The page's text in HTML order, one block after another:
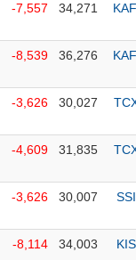
-7,557 34,271
-8,539 36,276
-3,626 30,027
-4,609 31,835
-3,626 30,007 SSI
-8,114 34,003 KIS